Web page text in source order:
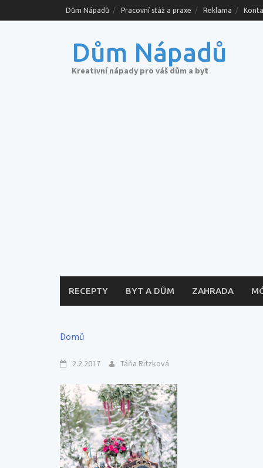
to
Dům Nápadů Pracovní stáž a praxe Reklama
Dům Nápadů
Kreativní nápady pro váš dům a byt
RECEPTY BYT A DŮM ZAHRADA
Domů
2.2.2017 Táňa Ritzková